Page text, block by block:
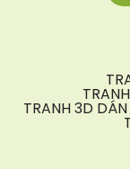
TRANH 3D